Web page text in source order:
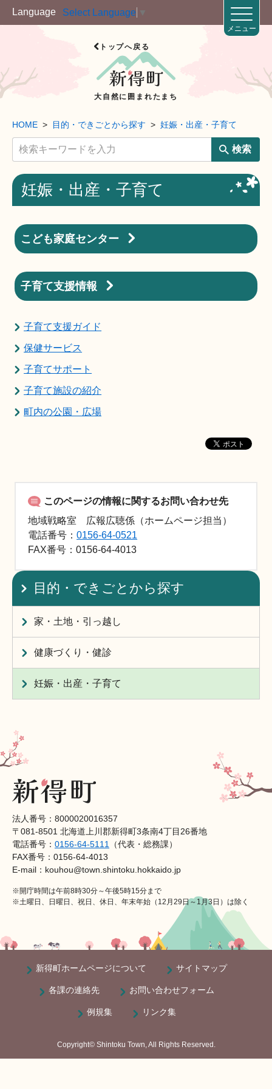
Language Select Language
トップへ戻る
大自然に囲まれたまち
メニュー
HOME 目的・できごとから探す 妊娠・出産・子育て
検索
妊娠・出産・子育て
こども家庭センター
子育て支援情報
子育て支援ガイド
保健サービス
子育てサポート
子育て施設の紹介
町内の公園・広場
このページの情報に関するお問い合わせ先
地域戦略室 広報広聴係（ホームページ担当）
電話番号：0156-64-0521
FAX番号：0156-64-4013
目的・できごとから探す
家・土地・引っ越し
健康づくり・健診
妊娠・出産・子育て
法人番号：8000020016357
〒081-8501 北海道上川郡新得町3条南4丁目26番地
電話番号： 0156-64-5111
（代表・総務課）
FAX番号：0156-64-4013
E-mail：kouhou@town.shintoku.hokkaido.jp
※開庁時間は午前8時30分～午後5時15分まで
※土曜日、日曜日、祝日、休日、年末年始（12月29日～1月3日）は除く
新得町ホームページについて サイトマップ
各課の連絡先 お問い合わせフォーム
例規集 リンク集
Copyright© Shintoku Town, All Rights Reserved.